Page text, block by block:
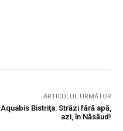
ARTICOLUL URMĂTOR
Aquabis Bistriţa: Străzi fără apă,
azi, în Năsăud!